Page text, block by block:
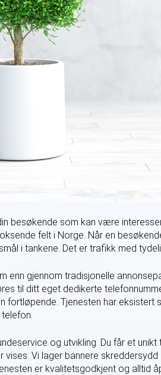
besøkende som kan være
felt i Norge. Når en
i tankene. Det er trafikk med
enn gjennom tradisjonelle
til ditt eget dedikerte
fortløpende. Tjenesten har eksistert
og utvikling. Du får et
vises. Vi lager bannere
er kvalitetsgodkjent og alltid